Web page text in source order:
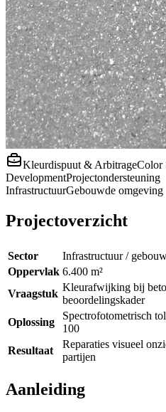
Kleurdispuut & ArbitrageColor
DevelopmentProjectondersteuning
InfrastructuurGebouwde omgeving
Projectoverzicht
Sector
Infrastructuur /
Oppervlak 6.400 m²
Vraagstuk
Kleurafwijking bij
beoordelingskader
Oplossing
Spectrofotometrisch
100
Resultaat
Reparaties visueel
partijen
Aanleiding